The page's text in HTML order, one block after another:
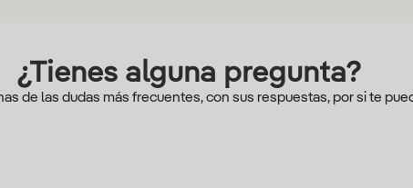
¿Tienes alguna pregunta?
de las dudas más frecuentes, con sus respuestas, por si te